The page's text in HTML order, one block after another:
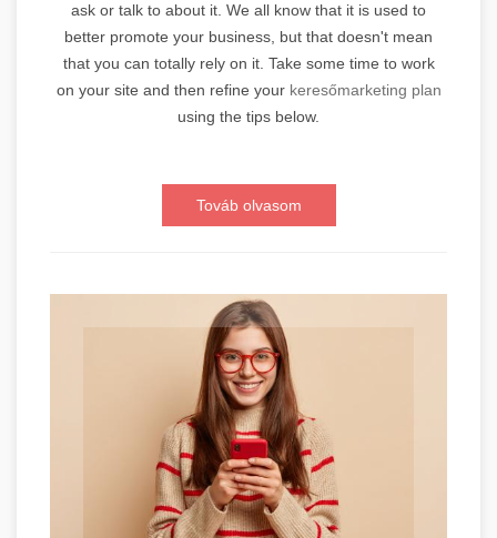
ask or talk to about it. We all know that it is used to
better promote your business, but that doesn't mean
that you can totally rely on it. Take some time to work
on your site and then refine your keresőmarketing plan
using the tips below.
Továb olvasom